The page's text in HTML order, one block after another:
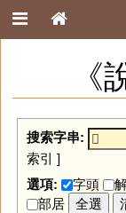
搜索字串:
索引 ]
選項:
字頭
部居
全選